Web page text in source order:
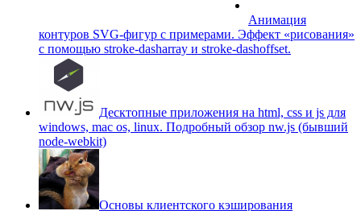
Анимация
контуров SVG-фигур с примерами. Эффект «рисования»
c помощью stroke-dasharray и stroke-dashoffset.
Десктопные приложения на html, css и js для
windows, mac os, linux. Подробный обзор nw.js (бывший
node-webkit)
Основы клиентского кэширования